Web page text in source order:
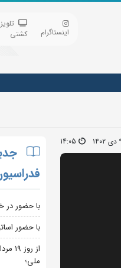
اینستاگرام
کشتی
14:05
با حضور در
با حضور
از
ملی؛